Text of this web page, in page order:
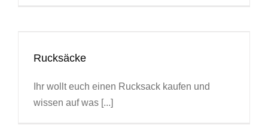
Rucksäcke
Ihr wollt euch einen Rucksack kaufen und
wissen auf was [...]